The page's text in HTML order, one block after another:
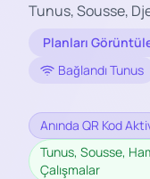
Tunus, Sousse,
Planları
Bağlandı Tunus
Anında QR Kod
Tunus, Sousse,
Çalışmalar